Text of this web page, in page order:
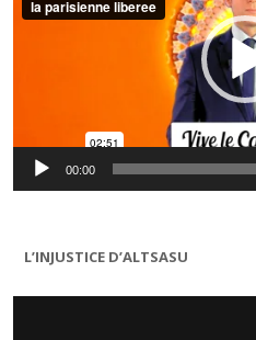
00:00
L’INJUSTICE D’ALTSASU
Lecteur